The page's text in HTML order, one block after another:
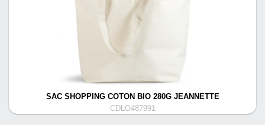
SAC SHOPPING COTON BIO 280G JEANNETTE
CDLO487991